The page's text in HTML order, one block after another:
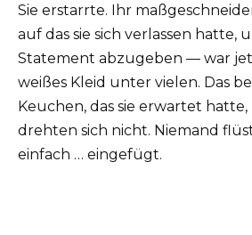
Sie erstarrte. Ihr
auf das sie sich verlassen hatte,
Statement abzugeben — war
weißes Kleid unter vielen. Das
Keuchen, das sie erwartet hatte,
drehten sich nicht. Niemand
einfach … eingefügt.